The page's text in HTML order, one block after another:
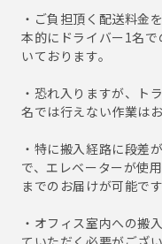
・ご負担頂く配送料金
本的にドライバー1名
いております。
・恐れ入りますが、ト
名では行えない作業は
・特に搬入経路に段差
で、エレベーターが使
までのお届けが可能です
・オフィス室内への搬